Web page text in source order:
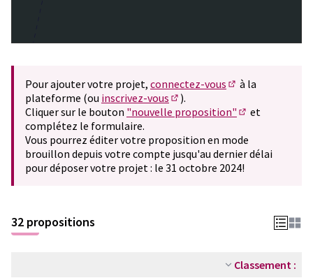
Pour ajouter votre projet, connectez-vous
à la
plateforme (ou inscrivez-vous
(S'ouvre dans un nouvel
).
Cliquer sur le bouton "nouvelle proposition"
et
complétez le formulaire.
Vous pourrez éditer votre proposition en mode
brouillon depuis votre compte jusqu'au dernier délai
pour déposer votre projet : le 31 octobre 2024!
32 propositions
Classement :